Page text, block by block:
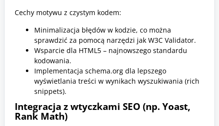
Cechy motywu z czystym kodem:
Minimalizacja błędów w kodzie, co można
sprawdzić za pomocą narzędzi jak W3C Validator.
Wsparcie dla HTML5 – najnowszego standardu
kodowania.
Implementacja schema.org dla lepszego
wyświetlania treści w wynikach wyszukiwania (rich
snippets).
Integracja z wtyczkami SEO (np. Yoast,
Rank Math)